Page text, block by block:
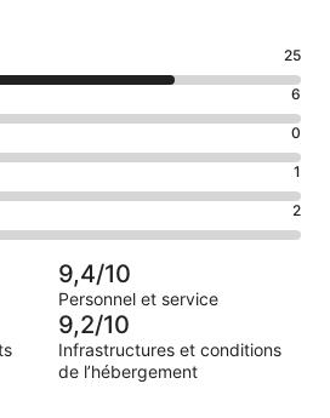
25
6
0
1
2
9,4/10
Personnel et service
9,2/10
Infrastructures et conditions
de l’hébergement